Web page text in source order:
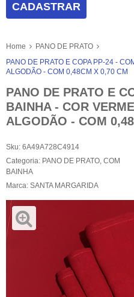
CADASTRAR
Home
PANO DE PRATO
PANO DE PRATO E COPA PP-24 -
ALGODÃO - COM 0,48CM X 0,70 CM
PANO DE PRATO E
BAINHA - COR
ALGODÃO - COM
Sku: 6A49A728C4914
Categoria: PANO DE PRATO, COM
BAINHA
Marca: SANTA MARGARIDA